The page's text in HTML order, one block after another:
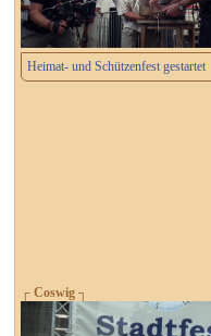
Heimat- und Schützenfest gestartet
┌ Coswig ┐